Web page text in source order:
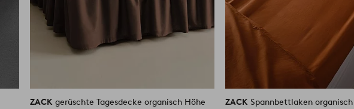
ZACK gerüschte Tagesdecke organisch Höhe
ZACK Spannbettlaken organisch